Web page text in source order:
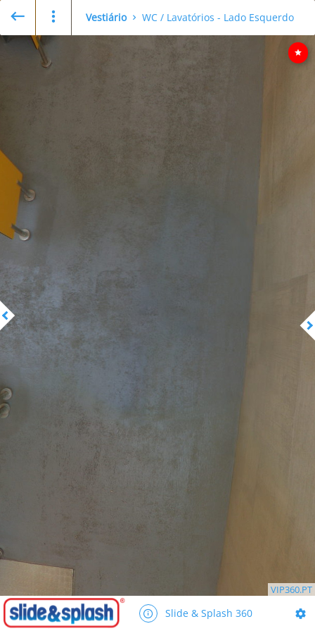
VIP360.PT
Slide & Splash 360
Vestiário WC / Lavatórios - Lado Esquerdo